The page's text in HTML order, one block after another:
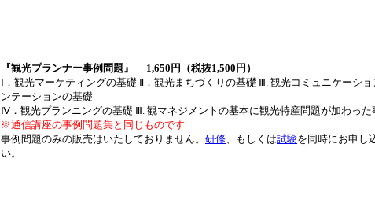
『観光プランナー事例問題』
1,650円（税抜1,500円）
Ⅰ．観光マーケティングの基礎 Ⅱ．観光まちづくりの基礎 Ⅲ. 観光コミュニケーシ
ンテーションの基礎
Ⅳ．観光プランニングの基礎 Ⅲ. 観マネジメントの基本に観光特産問題が加わった
※通信講座の事例問題集と同じものです
事例問題のみの販売はいたしておりません。 研修、もしくは試験を同時にお申し
い。